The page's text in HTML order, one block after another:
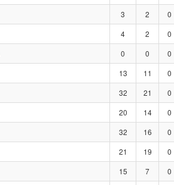
3 2 0
4 2 0
0 0 0
13 11 0
32 21 0
20 14 0
32 16 0
21 19 0
15 7 0